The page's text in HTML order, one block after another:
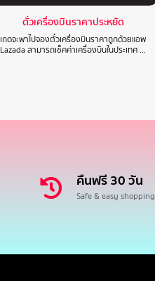
ตั๋วเครื่องบินราคาประหยัด
เกดจะพาไปจองตั๋วเครื่องบินราคาถูกด้วยแอพ
Lazada สามารถเช็คค่าเครื่องบินในประเทศ …
คืนฟรี 30 วัน
Safe & easy shopping